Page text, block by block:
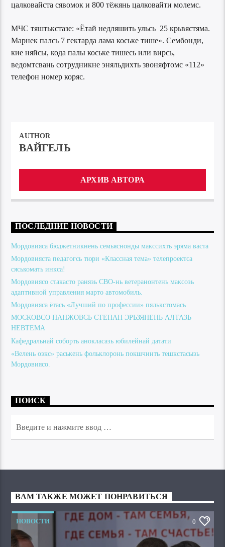
цалковайста сявомок и 800 тёжянь цалковайти молемс.
МЧС тяштькстазе: «Ётай недляшить ульсь 25 крьвястяма.
Марнек палсь 7 гектарда лама коське тише». Сембонди,
кие няйсы, кода палы коське тишесь или вирсь,
ведомтсвань сотрудникне эняльдихть звоняфтомс «112»
телефон номер коряс.
AUTHOR
ВАЙГЕЛЬ
АРХИВ АВТОРА
ПОСЛЕДНИЕ НОВОСТИ
Мордовияса бюджетникнень семьяснонды макссихть эряма васта
Мордовияста педагогсь тюри «Классная тема» телепроектса
сяськомать инкса!
Мордовиясо стакасто ранязь СВО-нь ветеранонтень максозь
адаптивной управления марто автомобиль.
Мордовияса ётась «Лучший по профессии» пялькстомась
МОСКОВСО ПАНЖОВСЬ СТЕПАН ЭРЬЗЯНЕНЬ АЛТАЗЬ
НЕВТЕМА
Кафедральнай соборть анокласазь юбилейнай датати
«Велень озкс» раськень фольклоронь покшчинть тешкстасызь
Мордовиясо.
ПОИСК
ВАМ ТАКЖЕ МОЖЕТ ПОНРАВИТЬСЯ
НОВОСТИ 0